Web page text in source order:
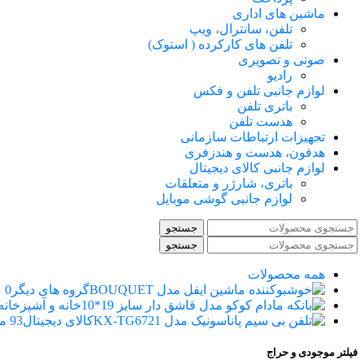
ماشین های اداری
تلفن، سانترال، ویپ
تلفن های کارکرده ( استوک)
صوتی و تصویری
رادیو
لوازم جانبی تلفن و فکس
باتری تلفن
هدست تلفن
تجهیزات ارتباطات سازمانی
هدفون، هدست و هندزفری
لوازم جانبی کالای دیجیتال
باتری، شارژر و متعلقات
لوازم جانبی گوشی موبایل
جستجو
جستجو
همه محصولات
گروه های دیگر 0 محصول
خانه و
کالای دیجیتال93 محصول
فیلتر موجودی و حراج